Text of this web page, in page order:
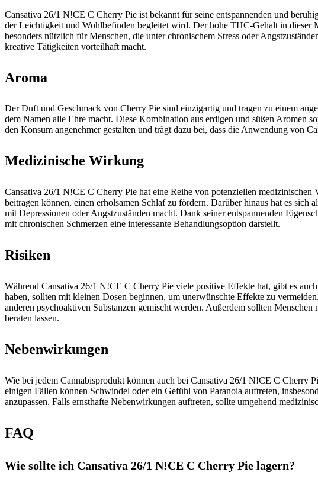
Cansativa 26/1 N!CE C Cherry Pie ist bekannt für seine entspannenden und
der Leichtigkeit und Wohlbefinden begleitet wird. Der hohe THC-Gehalt in dieser
besonders nützlich für Menschen, die unter chronischem Stress oder
kreative Tätigkeiten vorteilhaft macht.
Aroma
Der Duft und Geschmack von Cherry Pie sind einzigartig und tragen zu einem
dem Namen alle Ehre macht. Diese Kombination aus erdigen und süßen Aromen
den Konsum angenehmer gestalten und trägt dazu bei, dass die Anwendung von
Medizinische Wirkung
Cansativa 26/1 N!CE C Cherry Pie hat eine Reihe von potenziellen
beitragen können, einen erholsamen Schlaf zu fördern. Darüber hinaus hat es
mit Depressionen oder Angstzuständen macht. Dank seiner entspannenden
mit chronischen Schmerzen eine interessante Behandlungsoption darstellt.
Risiken
Während Cansativa 26/1 N!CE C Cherry Pie viele positive Effekte hat, gibt es
haben, sollten mit kleinen Dosen beginnen, um unerwünschte Effekte zu
anderen psychoaktiven Substanzen gemischt werden. Außerdem sollten
beraten lassen.
Nebenwirkungen
Wie bei jedem Cannabisprodukt können auch bei Cansativa 26/1 N!CE C
einigen Fällen können Schwindel oder ein Gefühl von Paranoia auftreten,
anzupassen. Falls ernsthafte Nebenwirkungen auftreten, sollte umgehend
FAQ
Wie sollte ich Cansativa 26/1 N!CE C Cherry Pie lagern?